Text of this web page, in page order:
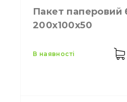
Розмір
Кількість в упаковці
Пакет паперовий
200х100х50
в наявності